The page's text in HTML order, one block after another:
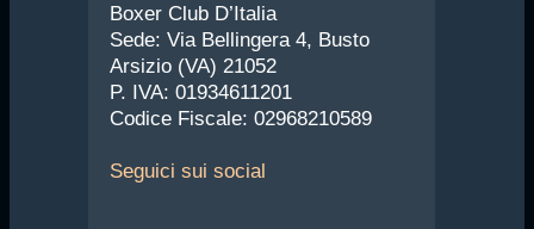
Boxer Club D’Italia
Sede: Via Bellingera 4, Busto
Arsizio (VA) 21052
P. IVA: 01934611201
Codice Fiscale: 02968210589
Seguici sui social